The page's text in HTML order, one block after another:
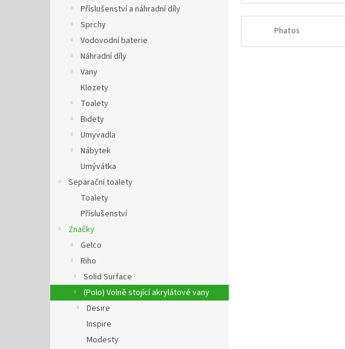
Příslušenství a náhradní díly
Sprchy
Vodovodní baterie
Náhradní díly
Vany
Klozety
Toalety
Bidety
Umyvadla
Nábytek
Umývátka
Separační toalety
Toalety
Příslušenství
Značky
Gelco
Riho
Solid Surface
(Polo) Volně stojící akrylátové vany
Desire
Inspire
Modesty
Phatos